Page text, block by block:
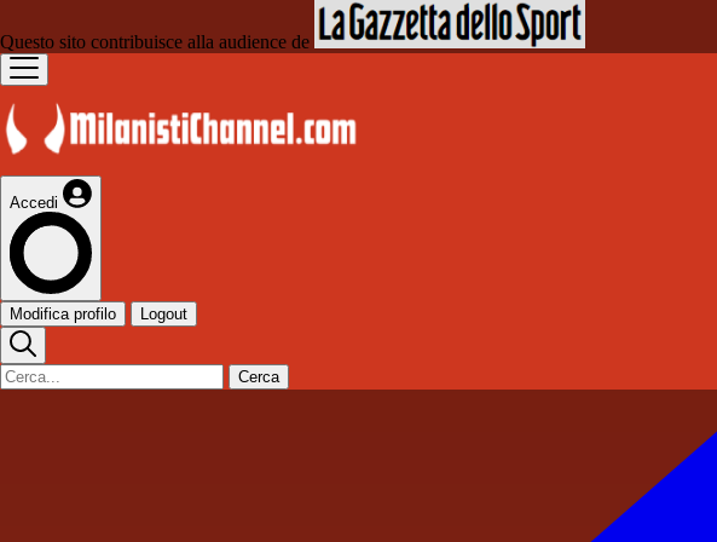
Questo sito contribuisce alla audience de
Accedi
Modifica profilo Logout
Cerca